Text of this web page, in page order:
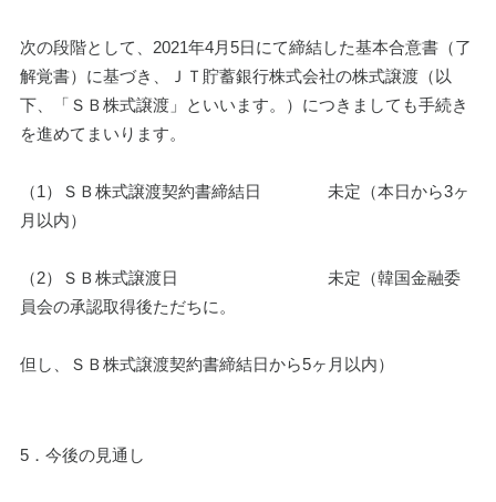
次の段階として、2021年4月5日にて締結した基本合意書（了
解覚書）に基づき、ＪＴ貯蓄銀行株式会社の株式譲渡（以
下、「ＳＢ株式譲渡」といいます。）につきましても手続き
を進めてまいります。
（1）ＳＢ株式譲渡契約書締結日　　　　未定（本日から3ヶ
月以内）
（2）ＳＢ株式譲渡日　　　　　　　　　未定（韓国金融委
員会の承認取得後ただちに。
但し、ＳＢ株式譲渡契約書締結日から5ヶ月以内）
5．今後の見通し